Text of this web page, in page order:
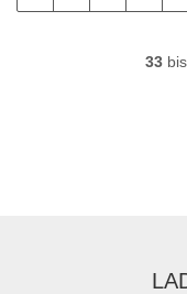
33 bis